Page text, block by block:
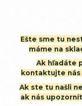
Ešte sme tu
máme na
Ak hľadáte
kontaktujte nás
Ak ste tu našli
ak nás